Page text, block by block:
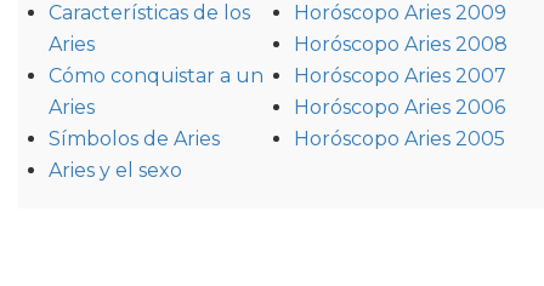
Características de los
Aries
Cómo conquistar a un
Aries
Símbolos de Aries
Aries y el sexo
Horóscopo Aries 2009
Horóscopo Aries 2008
Horóscopo Aries 2007
Horóscopo Aries 2006
Horóscopo Aries 2005